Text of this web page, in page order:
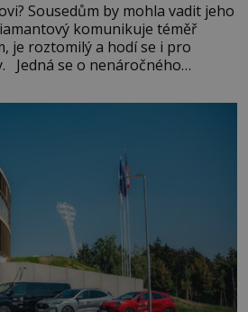
Sousedům by mohla vadit jeho
komunikuje téměř
je roztomilý a hodí se i pro
Jedná se o nenáročného
sbírá zbytky semínek Jeho
celá Austrálie s výjimkou